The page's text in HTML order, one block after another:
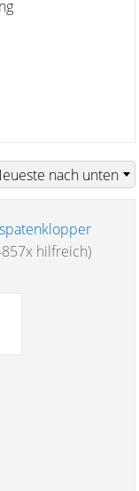
spatenklopper
hilfreich)